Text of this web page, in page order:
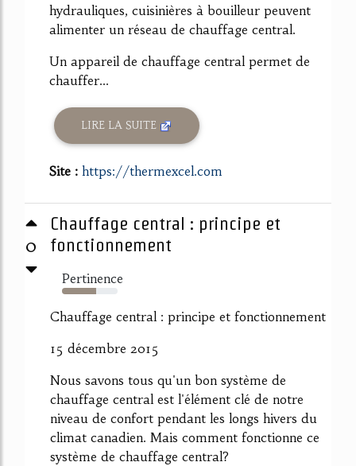
hydrauliques, cuisinières à bouilleur peuvent
alimenter un réseau de chauffage central.
Un appareil de chauffage central permet de
chauffer...
LIRE LA SUITE
Site : https://thermexcel.com
0
Chauffage central : principe et
fonctionnement
Pertinence
61%
Chauffage central : principe et fonctionnement
15 décembre 2015
Nous savons tous qu'un bon système de
chauffage central est l'élément clé de notre
niveau de confort pendant les longs hivers du
climat canadien. Mais comment fonctionne ce
système de chauffage central?